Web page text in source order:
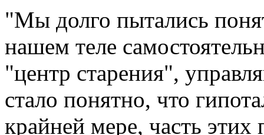
"Мы долго пытались
нашем теле
"центр старения",
стало понятно, что
крайней мере, часть